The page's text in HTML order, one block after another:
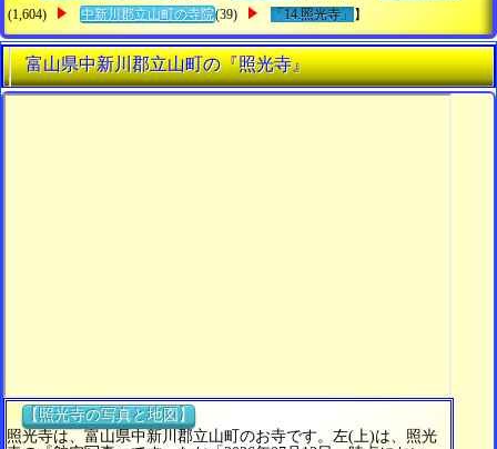
(1,604)
中新川郡立山町の寺院(39) 「14.照光寺」 】
富山県中新川郡立山町の『照光寺』
【照光寺の写真と地図】
照光寺は、富山県中新川郡立山町のお寺です。左(上)は、照光